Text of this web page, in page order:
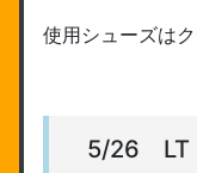
使用シューズは
5/26 LT